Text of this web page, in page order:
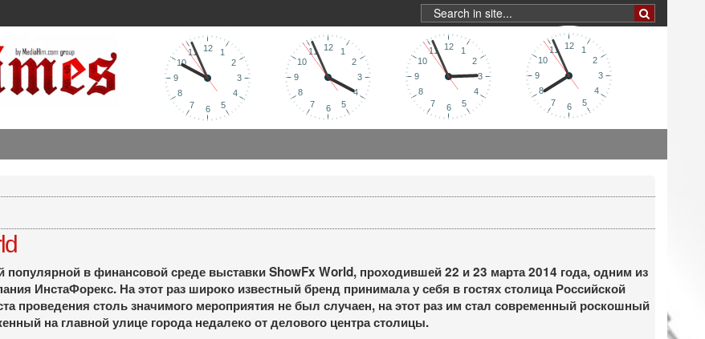
популярной в финансовой среде выставки ShowFx World, проходившей 22 и 23 марта 2014 года, одним из
ИнстаФорекс. На этот раз широко известный бренд принимала у себя в гостях столица Российской
проведения столь значимого мероприятия не был случаен, на этот раз им стал современный роскошный
на главной улице города недалеко от делового центра столицы.